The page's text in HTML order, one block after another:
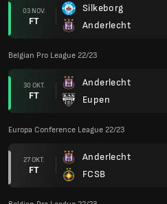
03 NOV.
FT
Silkeborg
Anderlecht
Belgian Pro League 22/23
30 OKT.
FT
Anderlecht
Eupen
Europa Conference League 22/23
27 OKT.
FT
Anderlecht
FCSB